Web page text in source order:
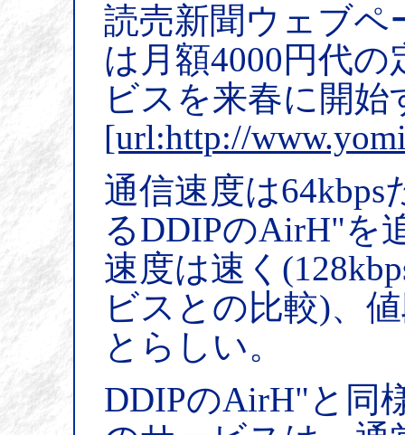
読売新聞ウェブペ
は月額4000円代
ビスを来春に開
[url:http://
通信速度は
るDDIPのAirH"を
速度は速く
ビスとの比較)、
とらしい。
DDIPのAirH"と同